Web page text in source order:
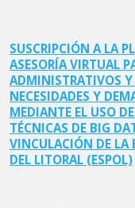
SUSCRIPCIÓN A LA
ASESORÍA VIRTUAL
ADMINISTRATIVOS Y
NECESIDADES Y
MEDIANTE EL USO
TÉCNICAS DE BIG
VINCULACIÓN DE LA
DEL LITORAL (ESPOL)